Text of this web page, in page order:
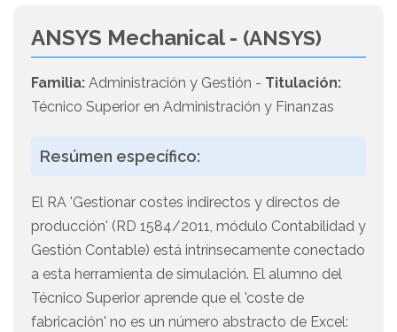
ANSYS Mechanical - (ANSYS)
Familia: Administración y Gestión - Titulación:
Técnico Superior en Administración y Finanzas
Resúmen específico:
El RA 'Gestionar costes indirectos y directos de
producción' (RD 1584/2011, módulo Contabilidad y
Gestión Contable) está intrínsecamente conectado
a esta herramienta de simulación. El alumno del
Técnico Superior aprende que el 'coste de
fabricación' no es un número abstracto de Excel: